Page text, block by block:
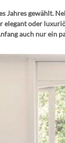
Jahres gewählt.
elegant oder
auch nur ein